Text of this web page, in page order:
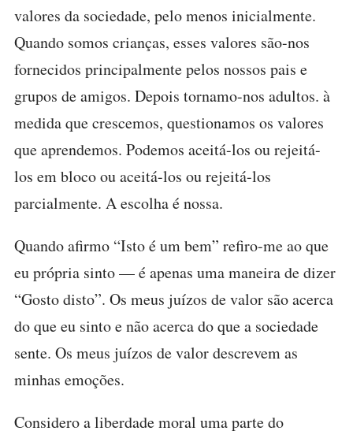
valores da sociedade, pelo menos inicialmente.
Quando somos crianças, esses valores são-nos
fornecidos principalmente pelos nossos pais e
grupos de amigos. Depois tornamo-nos adultos. à
medida que crescemos, questionamos os valores
que aprendemos. Podemos aceitá-los ou rejeitá-
los em bloco ou aceitá-los ou rejeitá-los
parcialmente. A escolha é nossa.
Quando afirmo “Isto é um bem” refiro-me ao que
eu própria sinto — é apenas uma maneira de dizer
“Gosto disto”. Os meus juízos de valor são acerca
do que eu sinto e não acerca do que a sociedade
sente. Os meus juízos de valor descrevem as
minhas emoções.
Considero a liberdade moral uma parte do